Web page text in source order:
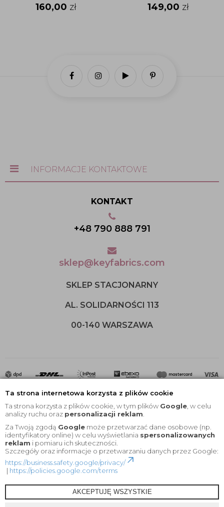
Ta strona internetowa korzysta z plików cookie
Ta strona korzysta z plików cookie, w tym plików Google , w celu
analizy ruchu oraz personalizacji reklam
Za Twoją zgodą Google może przetwarzać dane osobowe (np.
identyfikatory online) w celu wyświetlania spersonalizowanych
reklam i pomiaru ich skuteczności.
Szczegóły oraz informacje o przetwarzaniu danych przez Google:
https://business.safety.google/privacy/
| https://policies.google.com/terms
AKCEPTUJĘ WSZYSTKIE
160,00 zł 149,00 zł
INFORMACJE KONTAKTOWE
KONTAKT
+48 790 888 791
sklep@keyfabrics.com
SKLEP STACJONARNY
AL. SOLIDARNOŚCI 113
00-140 WARSZAWA
2020 © Wszelkie Prawa Zastrzeżone |KEYfabrics
Projekt i oprogramowanie sklepu: